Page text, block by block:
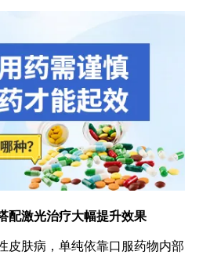
激光治疗大幅提升效果
肤病，单纯依靠口服药物内部